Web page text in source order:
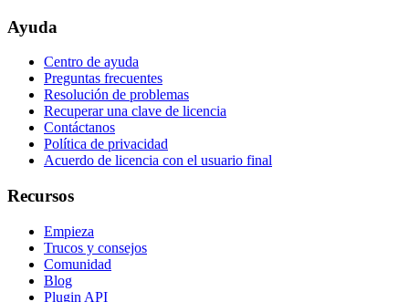
Ayuda
Centro de ayuda
Preguntas frecuentes
Resolución de problemas
Recuperar una clave de licencia
Contáctanos
Política de privacidad
Acuerdo de licencia con el usuario final
Recursos
Empieza
Trucos y consejos
Comunidad
Blog
Plugin API